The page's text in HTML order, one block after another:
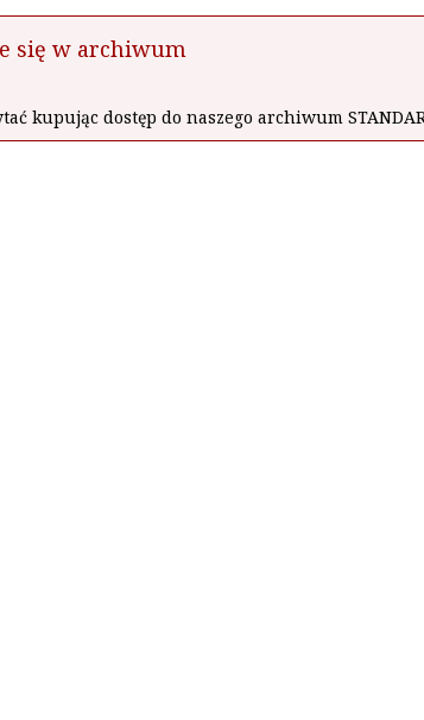
się w archiwum
kupując dostęp do naszego archiwum